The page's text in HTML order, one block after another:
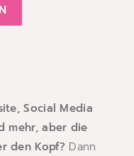
Social Media
mehr, aber die
den Kopf? Dann